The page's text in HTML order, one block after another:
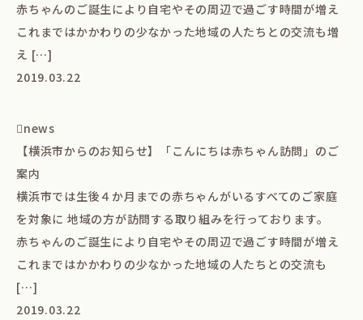
赤ちゃんのご誕生により自宅やその周辺で過ごす時間が増え
これまではかかわりの少なかった地域の人たちとの交流も増
え […]
2019.03.22
news
【横浜市からのお知らせ】「こんにちは赤ちゃん訪問」のご
案内
横浜市では生後４か月までの赤ちゃんがいるすべてのご家庭
を対象に 地域の方が訪問する取り組みを行っております。
赤ちゃんのご誕生により自宅やその周辺で過ごす時間が増え
これまではかかわりの少なかった地域の人たちとの交流も
[…]
2019.03.22